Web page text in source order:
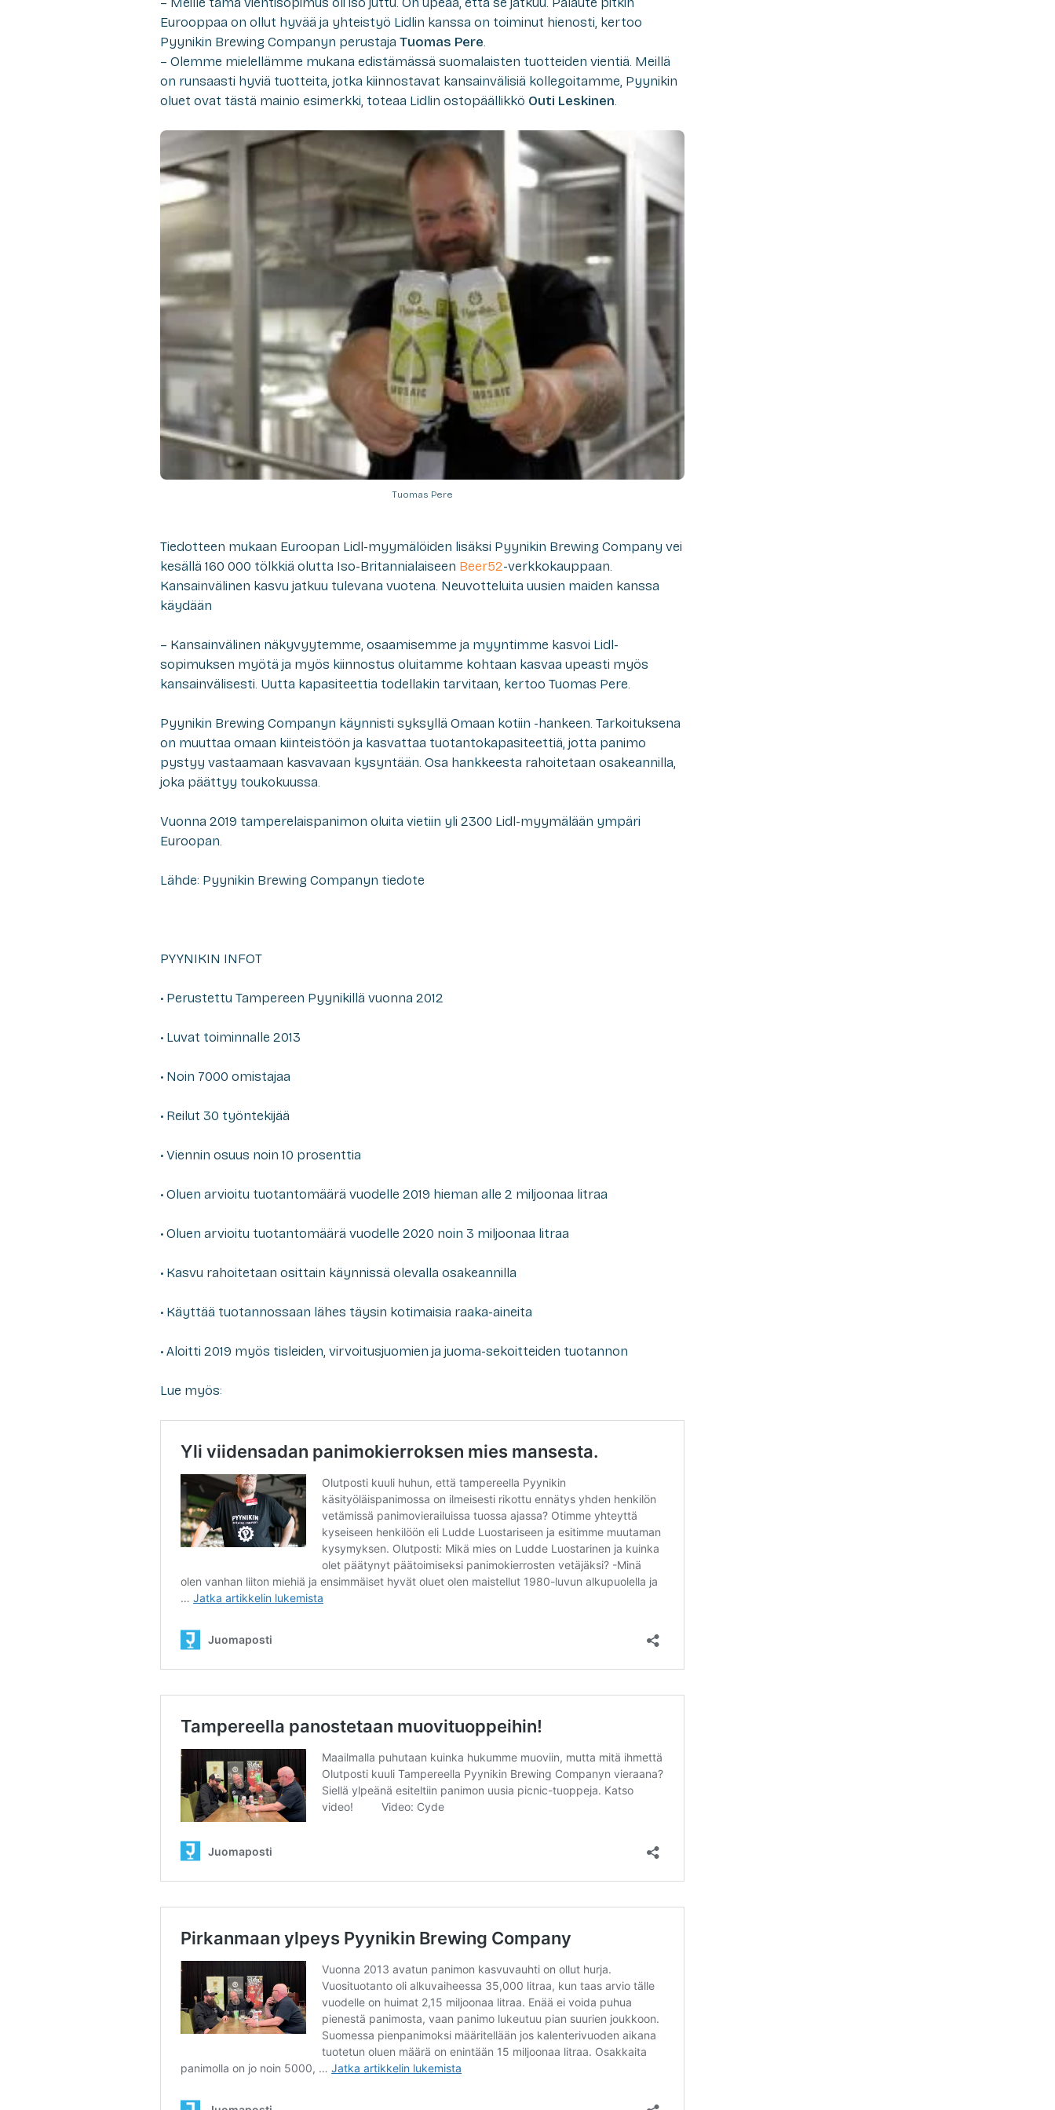
Eurooppaa on ollut hyvää ja yhteistyö Lidlin kanssa on toiminut hienosti, kertoo
Pyynikin Brewing Companyn perustaja Tuomas Pere.
– Olemme mielellämme mukana edistämässä suomalaisten tuotteiden vientiä. Meillä
on runsaasti hyviä tuotteita, jotka kiinnostavat kansainvälisiä kollegoitamme, Pyynikin
oluet ovat tästä mainio esimerkki, toteaa Lidlin ostopäällikkö Outi Leskinen.
Tuomas Pere
Tiedotteen mukaan Euroopan Lidl-myymälöiden lisäksi Pyynikin Brewing Company vei
kesällä 160 000 tölkkiä olutta Iso-Britannialaiseen Beer52-verkkokauppaan.
Kansainvälinen kasvu jatkuu tulevana vuotena. Neuvotteluita uusien maiden kanssa
käydään
– Kansainvälinen näkyvyytemme, osaamisemme ja myyntimme kasvoi Lidl-
sopimuksen myötä ja myös kiinnostus oluitamme kohtaan kasvaa upeasti myös
kansainvälisesti. Uutta kapasiteettia todellakin tarvitaan, kertoo Tuomas Pere.
Pyynikin Brewing Companyn käynnisti syksyllä Omaan kotiin -hankeen. Tarkoituksena
on muuttaa omaan kiinteistöön ja kasvattaa tuotantokapasiteettiä, jotta panimo
pystyy vastaamaan kasvavaan kysyntään. Osa hankkeesta rahoitetaan osakeannilla,
joka päättyy toukokuussa.
Vuonna 2019 tamperelaispanimon oluita vietiin yli 2300 Lidl-myymälään ympäri
Euroopan.
Lähde: Pyynikin Brewing Companyn tiedote
PYYNIKIN INFOT
• Perustettu Tampereen Pyynikillä vuonna 2012
• Luvat toiminnalle 2013
• Noin 7000 omistajaa
• Reilut 30 työntekijää
• Viennin osuus noin 10 prosenttia
• Oluen arvioitu tuotantomäärä vuodelle 2019 hieman alle 2 miljoonaa litraa
• Oluen arvioitu tuotantomäärä vuodelle 2020 noin 3 miljoonaa litraa
• Kasvu rahoitetaan osittain käynnissä olevalla osakeannilla
• Käyttää tuotannossaan lähes täysin kotimaisia raaka-aineita
• Aloitti 2019 myös tisleiden, virvoitusjuomien ja juoma-sekoitteiden tuotannon
Lue myös: